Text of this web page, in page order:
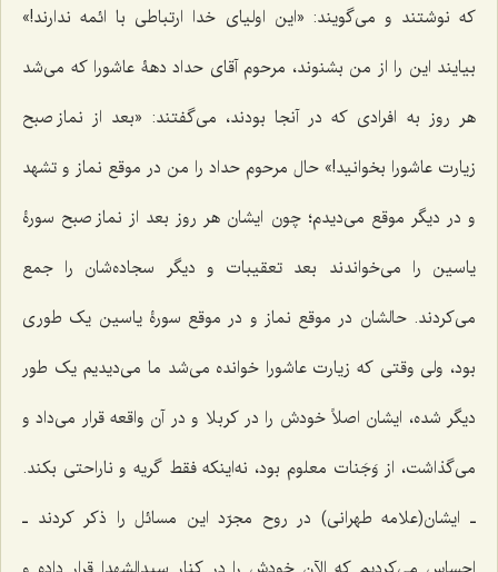
که نوشتند و می‌گویند: «این اولیای خدا ارتباطی با ائمه ندارند!»
بیایند این را از من بشنوند، مرحوم آقای حداد دهۀ عاشورا که می‌شد
هر روز به افرادی که در آنجا بودند، می‌گفتند: «بعد از نماز صبح
زیارت عاشورا بخوانید!» حال مرحوم حداد را من در موقع نماز و تشهد
و در دیگر موقع می‌دیدم؛ چون ایشان هر روز بعد از نماز صبح سورۀ
یاسین را می‌خواندند بعد تعقیبات و دیگر سجاده‌شان را جمع
می‌کردند. حالشان در موقع نماز و در موقع سورۀ یاسین یک طوری
بود، ولی وقتی که زیارت عاشورا خوانده می‌شد ما می‌دیدیم یک طور
دیگر شده، ایشان اصلاً خودش را در کربلا و در آن واقعه قرار می‌داد و
می‌گذاشت، از وَجَنات معلوم بود، نه‌اینکه فقط گریه و ناراحتی بکند.
ـ ایشان(علامه طهرانی) در روح مجرّد این مسائل را ذکر کردند ـ